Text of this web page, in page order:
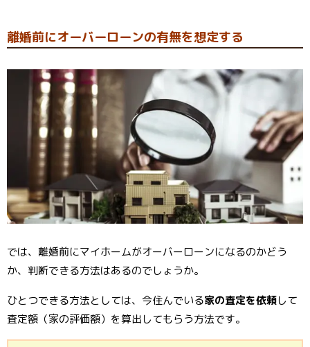
離婚前にオーバーローンの有無を想定する
では、離婚前にマイホームがオーバーローンになるのかどう
か、判断できる方法はあるのでしょうか。
ひとつできる方法としては、今住んでいる家の査定を依頼して
査定額（家の評価額）を算出してもらう方法です。